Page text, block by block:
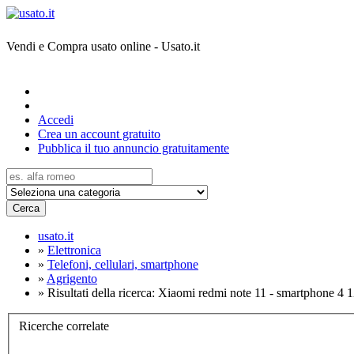
Vendi e Compra usato online - Usato.it
Accedi
Crea un account gratuito
Pubblica il tuo annuncio gratuitamente
Cerca
usato.it
» Elettronica
» Telefoni, cellulari, smartphone
» Agrigento
» Risultati della ricerca: Xiaomi redmi note 11 - smartphone 4
Ricerche correlate